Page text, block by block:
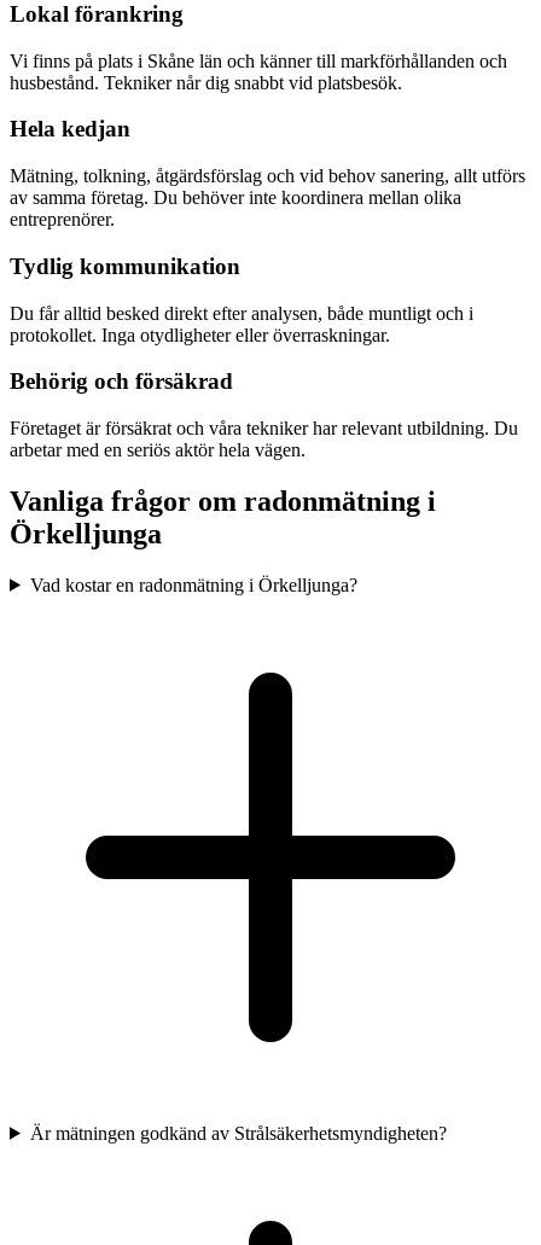
Lokal förankring
Vi finns på plats i Skåne län och känner till markförhållanden och
husbestånd. Tekniker når dig snabbt vid platsbesök.
Hela kedjan
Mätning, tolkning, åtgärdsförslag och vid behov sanering, allt utförs
av samma företag. Du behöver inte koordinera mellan olika
entreprenörer.
Tydlig kommunikation
Du får alltid besked direkt efter analysen, både muntligt och i
protokollet. Inga otydligheter eller överraskningar.
Behörig och försäkrad
Företaget är försäkrat och våra tekniker har relevant utbildning. Du
arbetar med en seriös aktör hela vägen.
Vanliga frågor om radonmätning i
Örkelljunga
Vad kostar en radonmätning i Örkelljunga?
Är mätningen godkänd av Strålsäkerhetsmyndigheten?